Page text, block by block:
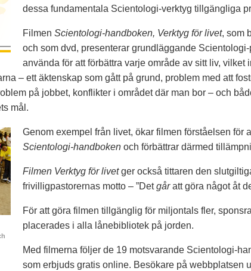
dessa fundamentala Scientologi-verktyg tillgängliga
Filmen Scientologi-handboken, Verktyg för livet, som
och som dvd, presenterar grundläggande
använda för att förbättra varje område av sitt liv, vilket
– ett äktenskap som gått på grund, problem med att
på jobbet, konflikter i området där man bor – och
mål.
Genom exempel från livet, ökar filmen förståelsen för
Scientologi-handboken och förbättrar därmed
Filmen Verktyg för livetger också tittaren den
frivilligpastorernas motto – ”Detgåratt göra något åt
För att göra filmen tillgänglig för miljontals fler,
placerades i alla lånebibliotek på jorden.
Med filmerna följer de 19 motsvarande Scientologi-
som erbjuds gratis online. Besökare på webbplatsen